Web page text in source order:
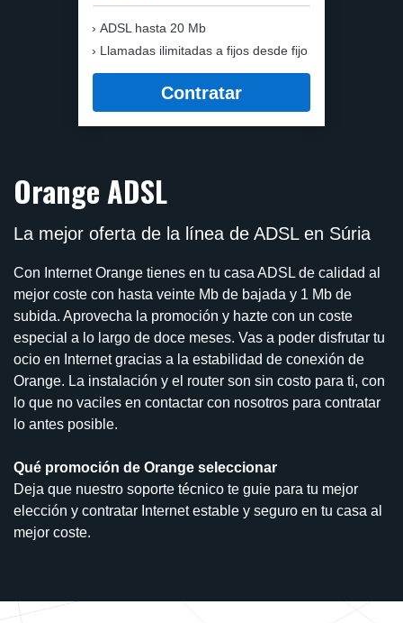
ADSL hasta 20 Mb
Llamadas ilimitadas a fijos desde fijo
Contratar
Orange ADSL
La mejor oferta de la línea de ADSL en Súria
Con Internet Orange tienes en tu casa ADSL de calidad al
mejor coste con hasta veinte Mb de bajada y 1 Mb de
subida. Aprovecha la promoción y hazte con un coste
especial a lo largo de doce meses. Vas a poder disfrutar tu
ocio en Internet gracias a la estabilidad de conexión de
Orange. La instalación y el router son sin costo para ti, con
lo que no vaciles en contactar con nosotros para contratar
lo antes posible.
Qué promoción de Orange seleccionar
Deja que nuestro soporte técnico te guie para tu mejor
elección y contratar Internet estable y seguro en tu casa al
mejor coste.